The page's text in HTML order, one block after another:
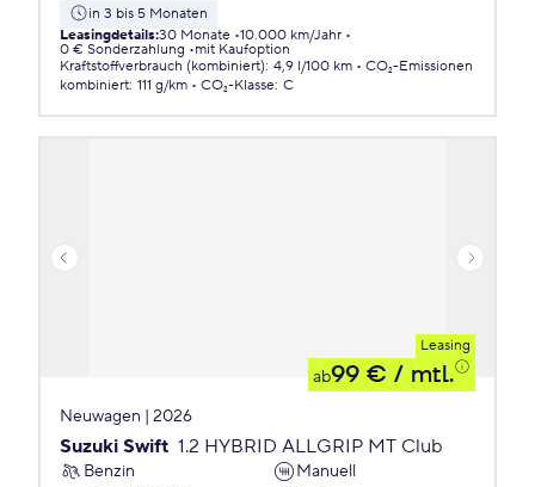
in 3 bis 5 Monaten
Leasingdetails:30 Monate 10.000 km/Jahr
0 € Sonderzahlung
mit Kaufoption
Kraftstoffverbrauch (kombiniert): 4,9 l/100 km
CO₂-Emissionen
kombiniert: 111 g/km CO₂-Klasse: C
Leasing
ab99 € / mtl.
Neuwagen | 2026
Suzuki Swift 1.2 HYBRID ALLGRIP MT Club
Benzin
Manuell